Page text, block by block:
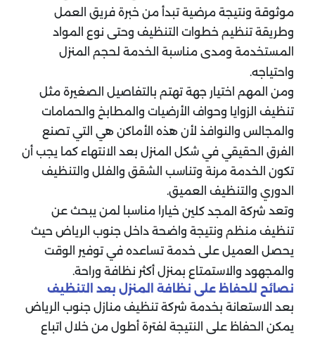
موثوقة ونتيجة مرضية تبدأ من خبرة فريق العمل
وطريقة تنظيم خطوات التنظيف وحتى نوع المواد
المستخدمة ومدى مناسبة الخدمة لحجم المنزل
واحتياجه.
ومن المهم اختيار جهة تهتم بالتفاصيل الصغيرة مثل
تنظيف الزوايا وحواف الأرضيات والمطابخ والحمامات
والمجالس والنوافذ لأن هذه الأماكن هي التي تصنع
الفرق الحقيقي في شكل المنزل بعد الانتهاء كما يجب أن
تكون الخدمة مرنة وتناسب الشقق والفلل والتنظيف
الدوري والتنظيف العميق.
وتعد شركة المجد كلين خيارا مناسبا لمن يبحث عن
تنظيف منظم ونتيجة واضحة داخل جنوب الرياض حيث
يحصل العميل على خدمة تساعده في توفير الوقت
والمجهود والاستمتاع بمنزل أكثر نظافة وراحة.
نصائح للحفاظ على نظافة المنزل بعد التنظيف
بعد الاستعانة بخدمة شركة تنظيف منازل جنوب الرياض
يمكن الحفاظ على النتيجة لفترة أطول من خلال اتباع